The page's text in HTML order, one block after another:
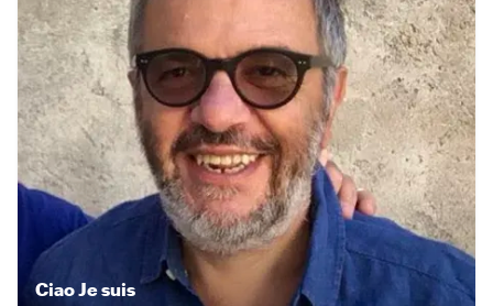
CiaoJe suis